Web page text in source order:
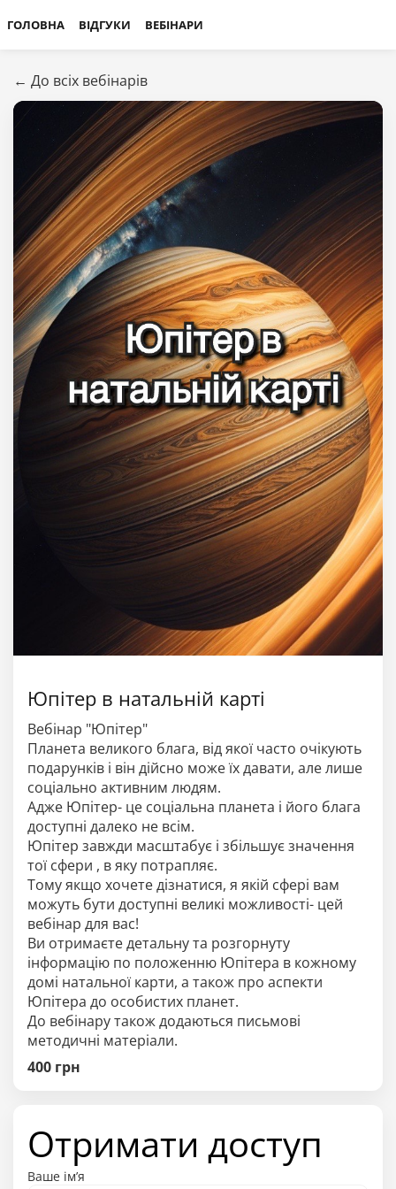
ГОЛОВНА ВІДГУКИ ВЕБІНАРИ
← До всіх вебінарів
Юпітер в натальній карті
Вебінар "Юпітер"
Планета великого блага, від якої часто очікують
подарунків і він дійсно може їх давати, але лише
соціально активним людям.
Адже Юпітер- це соціальна планета і його блага
доступні далеко не всім.
Юпітер завжди масштабує і збільшує значення
тої сфери , в яку потрапляє.
Тому якщо хочете дізнатися, я якій сфері вам
можуть бути доступні великі можливості- цей
вебінар для вас!
Ви отримаєте детальну та розгорнуту
інформацію по положенню Юпітера в кожному
домі натальної карти, а також про аспекти
Юпітера до особистих планет.
До вебінару також додаються письмові
методичні матеріали.
400 грн
Отримати доступ
Ваше ім’я